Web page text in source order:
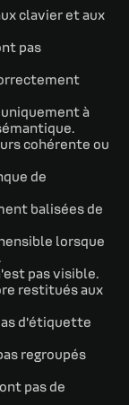
clavier et aux
pas
à
cohérente ou
de
balisées de
lorsque
pas visible.
restitués aux
d’étiquette
regroupés
pas de